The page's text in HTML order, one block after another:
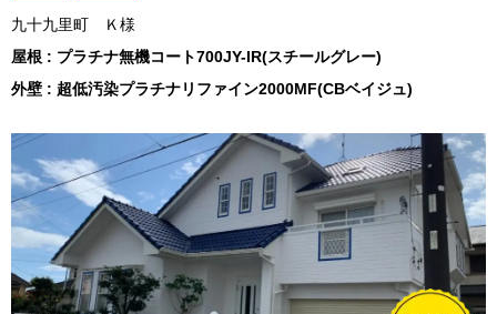
九十九里町 Ｋ様
屋根 : プラチナ無機コート700JY-IR(スチールグレー)
外壁 : 超低汚染プラチナリファイン2000MF(CBベイジュ)